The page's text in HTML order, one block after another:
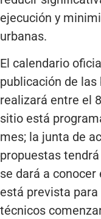
ejecución y
urbanas.
El calendario
publicación de
realizará entre el
sitio está
mes; la junta de
propuestas
se dará a
está prevista
técnicos